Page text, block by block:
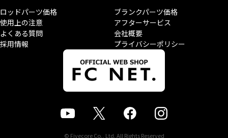
ロッドパーツ価格
ブランクパーツ価格
使用上の注意
アフターサービス
よくある質問
会社概要
採用情報
プライバシーポリシー
© Fivecore Co., Ltd. All Rights Reserved